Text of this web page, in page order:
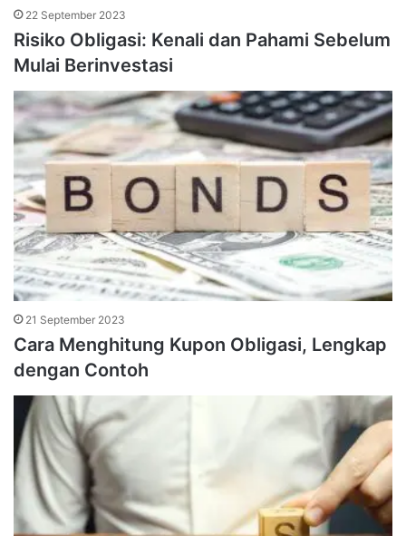
22 September 2023
Risiko Obligasi: Kenali dan Pahami Sebelum
Mulai Berinvestasi
21 September 2023
Cara Menghitung Kupon Obligasi, Lengkap
dengan Contoh